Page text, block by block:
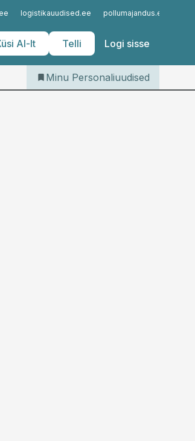
logistikauudised.ee pollumajandus.ee
AI-lt Telli Logi sisse
Iseteenindus
Telli Personaliuudised
Minu Personaliuudised